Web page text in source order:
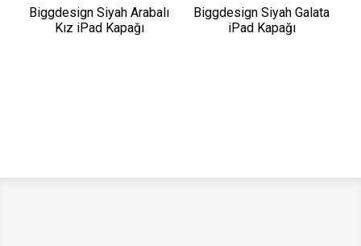
Biggdesign Siyah Arabalı
Kız iPad Kapağı
Biggdesign Siyah Galata
iPad Kapağı